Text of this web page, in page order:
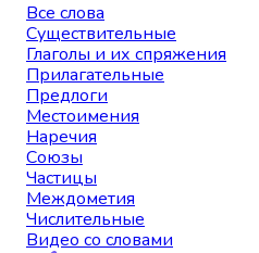
Все слова
Существительные
Глаголы и их спряжения
Прилагательные
Предлоги
Местоимения
Наречия
Союзы
Частицы
Междометия
Числительные
Видео со словами